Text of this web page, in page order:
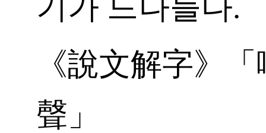
《說文解字》
聲」